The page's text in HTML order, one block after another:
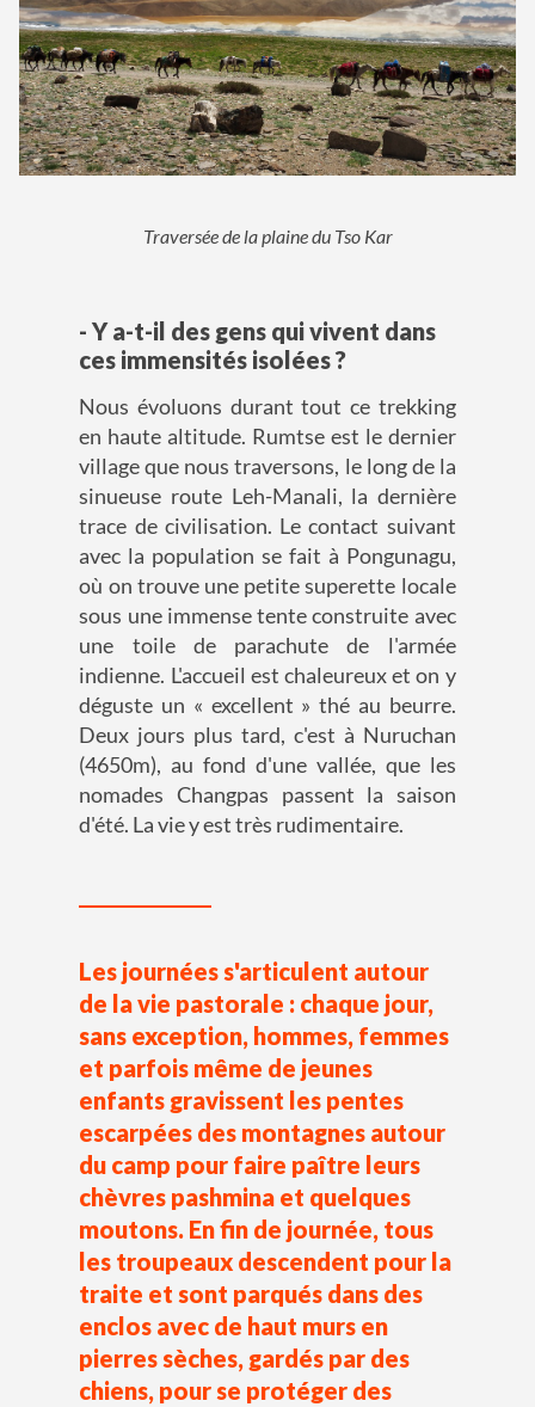
Traversée de la plaine du Tso Kar
- Y a-t-il des gens qui vivent dans
ces immensités isolées ?
Nous évoluons durant tout ce trekking
en haute altitude. Rumtse est le dernier
village que nous traversons, le long de la
sinueuse route Leh-Manali, la dernière
trace de civilisation. Le contact suivant
avec la population se fait à Pongunagu,
où on trouve une petite superette locale
sous une immense tente construite avec
une toile de parachute de l'armée
indienne. L'accueil est chaleureux et on y
déguste un « excellent » thé au beurre.
Deux jours plus tard, c'est à Nuruchan
(4650m), au fond d'une vallée, que les
nomades Changpas passent la saison
d'été. La vie y est très rudimentaire.
Les journées s'articulent autour
de la vie pastorale : chaque jour,
sans exception, hommes, femmes
et parfois même de jeunes
enfants gravissent les pentes
escarpées des montagnes autour
du camp pour faire paître leurs
chèvres pashmina et quelques
moutons. En fin de journée, tous
les troupeaux descendent pour la
traite et sont parqués dans des
enclos avec de haut murs en
pierres sèches, gardés par des
chiens, pour se protéger des